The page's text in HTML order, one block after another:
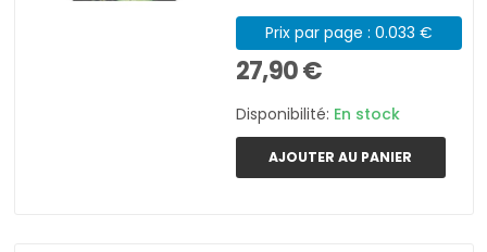
Prix par page : 0.033 €
27,90 €
Disponibilité: En stock
AJOUTER AU PANIER